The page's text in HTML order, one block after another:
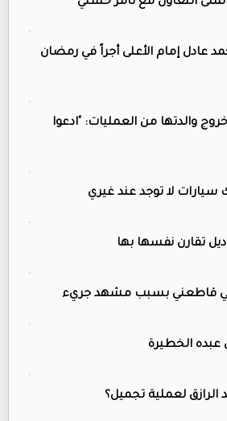
عادل إمام الأعلى أجراً في رمضان
والدتها من العمليات: "ادعوا
لا توجد عند غيري
تقارن نفسها بها
قاطعني بسبب مشهد جريء
الخطيرة
لعملية تجميل؟